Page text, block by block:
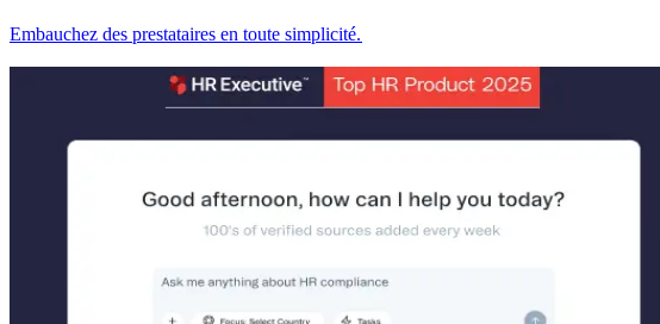
Embauchez des prestataires en toute simplicité.​​